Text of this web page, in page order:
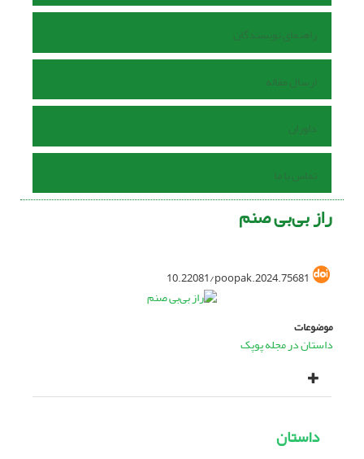
راهنمای نویسندگان
ارسال مقاله
داوران
تماس با ما
راز بی‌بی صنم
10.22081/poopak.2024.75681
موضوعات
داستان در مجله پوپک
داستان